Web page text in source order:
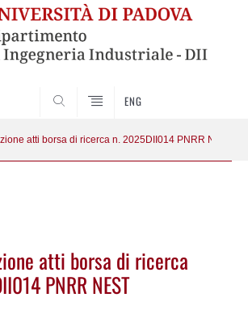
ENG
atti borsa di ricerca n. 2025DII014 PNRR NEST
atti borsa di ricerca
PNRR NEST